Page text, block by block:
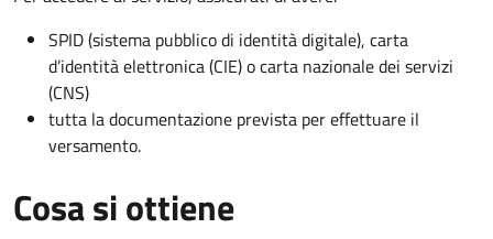
SPID (sistema pubblico di identità digitale), carta
d’identità elettronica (CIE) o carta nazionale dei servizi
(CNS)
tutta la documentazione prevista per effettuare il
versamento.
Cosa si ottiene